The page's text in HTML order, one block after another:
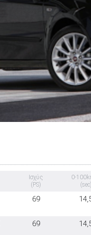
Ισχύς
(PS)
0-
(sec)
69
69